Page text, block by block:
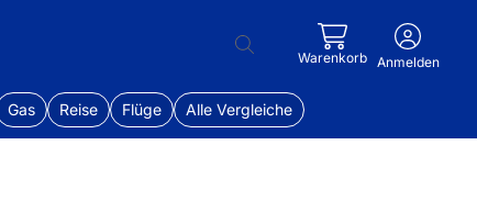
Warenkorb Anmelden
Gas Reise Flüge Alle Vergleiche